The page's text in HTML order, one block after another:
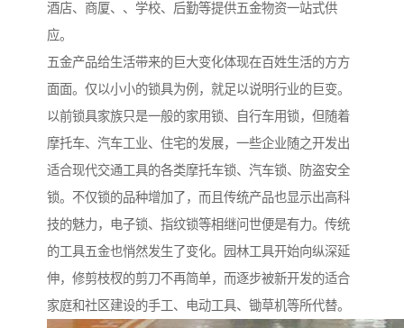
酒店、商厦、、学校、后勤等提供五金物资一站式供
应。
五金产品给生活带来的巨大变化体现在百姓生活的方方
面面。仅以小小的锁具为例，就足以说明行业的巨变。
以前锁具家族只是一般的家用锁、自行车用锁，但随着
摩托车、汽车工业、住宅的发展，一些企业随之开发出
适合现代交通工具的各类摩托车锁、汽车锁、防盗安全
锁。不仅锁的品种增加了，而且传统产品也显示出高科
技的魅力，电子锁、指纹锁等相继问世便是有力。传统
的工具五金也悄然发生了变化。园林工具开始向纵深延
伸，修剪枝杈的剪刀不再简单，而逐步被新开发的适合
家庭和社区建设的手工、电动工具、锄草机等所代替。